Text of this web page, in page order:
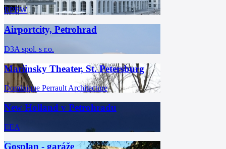
RPBW
Airportcity, Petrohrad
D3A spol. s r.o.
Mariinsky Theater, St. Petersburg
Dominique Perrault Architecture
New Holland v Petrohradu
EEA
Gosplan - garáže